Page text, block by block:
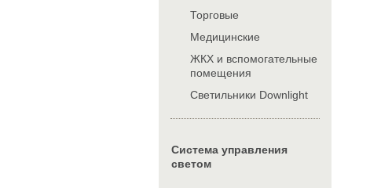
Торговые
Медицинские
ЖКХ и вспомогательные
помещения
Cветильники Downlight
Система управления
светом